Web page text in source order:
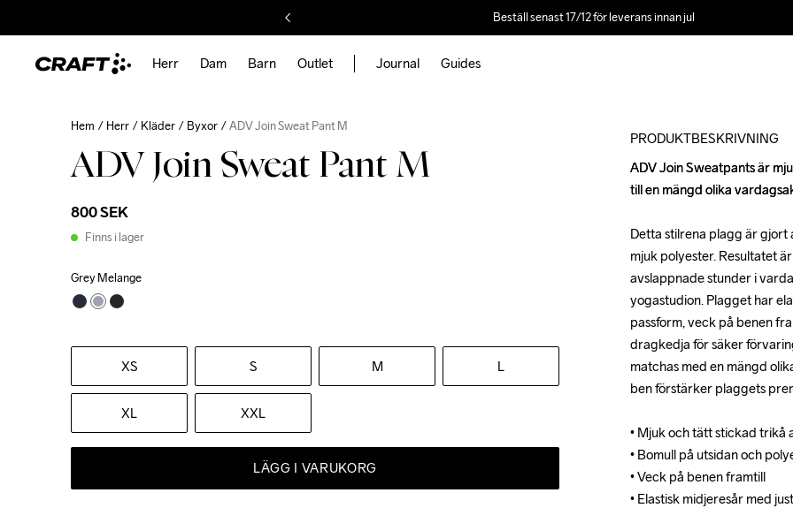
Beställ senast 17/12 för leverans innan jul
Herr Dam Barn Outlet Journal Guides
Hem Herr Kläder Byxor ADV Join Sweat Pant M
ADV Join Sweat Pant M
800 SEK
Finns i lager
Grey Melange
XS S M L
XL XXL
LÄGG I VARUKORG
PRODUKTBESKRIVNING
ADV Join Sweatpants är
till en mängd olika
Detta stilrena plagg är gjort
mjuk polyester. Resultatet
avslappnade stunder i
yogastudion. Plagget har
passform, veck på benen
dragkedja för säker
matchas med en mängd
ben förstärker plaggets
• Mjuk och tätt stickad trikå
• Bomull på utsidan och
• Veck på benen framtill
• Elastisk midjeresår med
ADV Join Sweatpants är
till en mängd olika
Detta stilrena plagg är gjort
mjuk polyester. Resultatet
avslappnade stunder i
yogastudion. Plagget har
passform, veck på benen
dragkedja för säker
matchas med en mängd
ben förstärker plaggets
• Mjuk och tätt stickad trikå
• Bomull på utsidan och
• Veck på benen framtill
• Elastisk midjeresår med